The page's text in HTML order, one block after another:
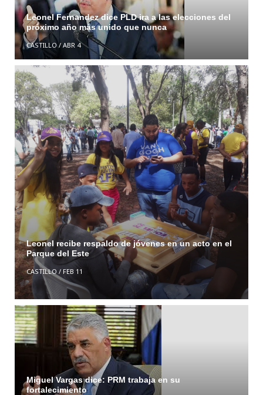
Leonel Fernandez dice PLD ira a las elecciones del
próximo año más unido que nunca
CASTILLO/ ABR 4
Leonel recibe respaldo de jóvenes en un acto en el
Parque del Este
CASTILLO / FEB 11
Miguel Vargas dice: PRM trabaja en su
fortalecimiento